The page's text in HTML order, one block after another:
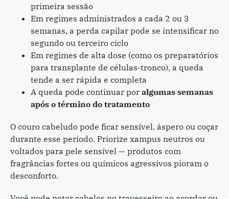
primeira sessão
Em regimes administrados a cada 2 ou 3
semanas, a perda capilar pode se intensificar no
segundo ou terceiro ciclo
Em regimes de alta dose (como os preparatórios
para transplante de células-tronco), a queda
tende a ser rápida e completa
A queda pode continuar por algumas semanas
após o término do tratamento
O couro cabeludo pode ficar sensível, áspero ou coçar
durante esse período. Priorize xampus neutros ou
voltados para pele sensível — produtos com
fragrâncias fortes ou químicos agressivos pioram o
desconforto.